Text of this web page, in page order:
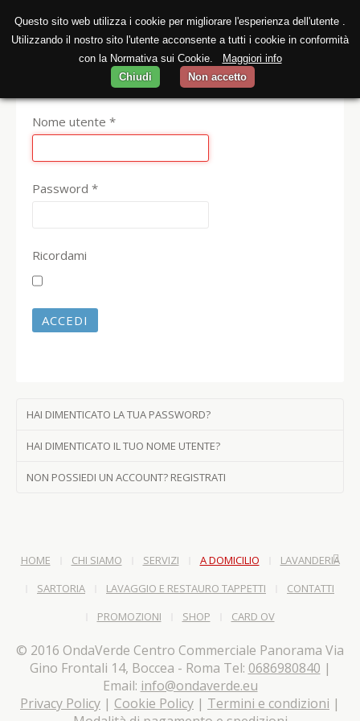
Nome utente *
Password *
Ricordami
ACCEDI
HAI DIMENTICATO LA TUA PASSWORD?
HAI DIMENTICATO IL TUO NOME UTENTE?
NON POSSIEDI UN ACCOUNT? REGISTRATI
HOME CHI SIAMO SERVIZI A DOMICILIO
LAVANDERIA
SARTORIA
LAVAGGIO E RESTAURO TAPPETTI
CONTATTI
PROMOZIONI
SHOP CARD OV
© 2016 OndaVerde Centro Commerciale Panorama Via
Gino Frontali 14, Boccea - Roma Tel: 0686980840 |
Email: info@ondaverde.eu
Privacy Policy | Cookie Policy | Termini e condizioni |
Questo sito web utilizza i cookie per migliorare l'esperienza dell'utente .
Utilizzando il nostro sito l'utente acconsente a tutti i cookie in conformità
con la Normativa sui Cookie.
Maggiori info
Chiudi
Non accetto